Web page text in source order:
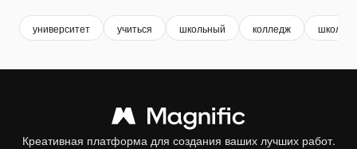
университет учиться школьный колледж школа
Креативная платформа для создания ваших лучших работ.